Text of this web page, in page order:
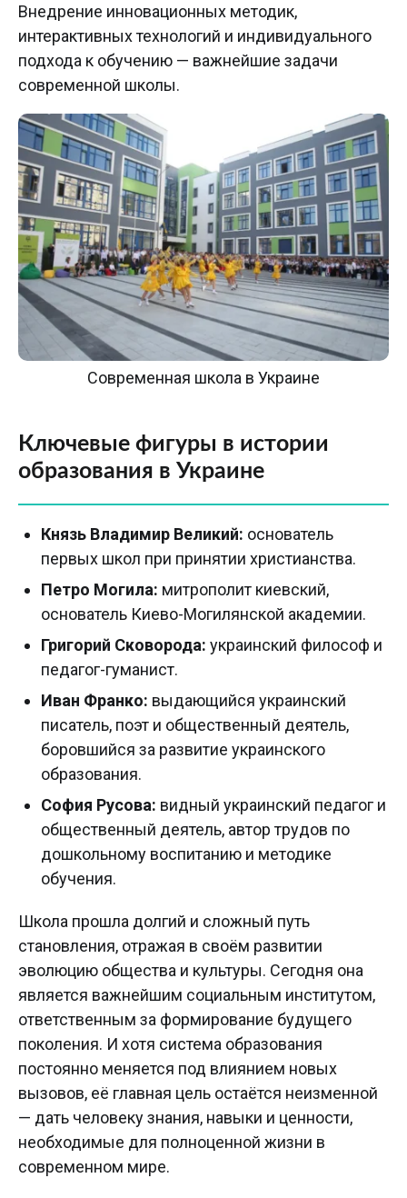
Внедрение инновационных методик,
интерактивных технологий и индивидуального
подхода к обучению — важнейшие задачи
современной школы.
Современная школа в Украине
Ключевые фигуры в истории
образования в Украине
Князь Владимир Великий: основатель
первых школ при принятии христианства.
Петро Могила: митрополит киевский,
основатель Киево-Могилянской академии.
Григорий Сковорода: украинский философ и
педагог-гуманист.
Иван Франко: выдающийся украинский
писатель, поэт и общественный деятель,
боровшийся за развитие украинского
образования.
София Русова: видный украинский педагог и
общественный деятель, автор трудов по
дошкольному воспитанию и методике
обучения.
Школа прошла долгий и сложный путь
становления, отражая в своём развитии
эволюцию общества и культуры. Сегодня она
является важнейшим социальным институтом,
ответственным за формирование будущего
поколения. И хотя система образования
постоянно меняется под влиянием новых
вызовов, её главная цель остаётся неизменной
— дать человеку знания, навыки и ценности,
необходимые для полноценной жизни в
современном мире.